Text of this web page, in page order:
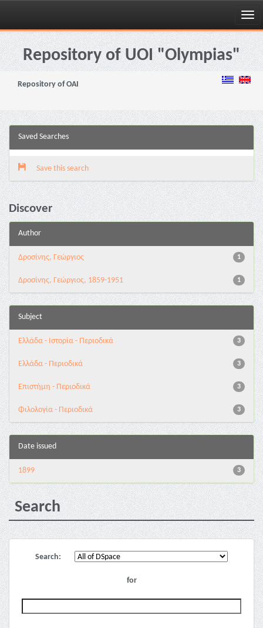
Skip
navigationRepository of UOI "Olympias"
Repository of OAI
Saved Searches
Save this search
Discover
Author
1
Δροσίνης, Γεώργιος
1
Δροσίνης, Γεώργιος, 1859-1951
Subject
3
Ελλάδα - Ιστορία - Περιοδικά
3
Ελλάδα - Περιοδικά
3
Επιστήμη - Περιοδικά
3
Φιλολογία - Περιοδικά
Date issued
3
1899
Search
Search:
for